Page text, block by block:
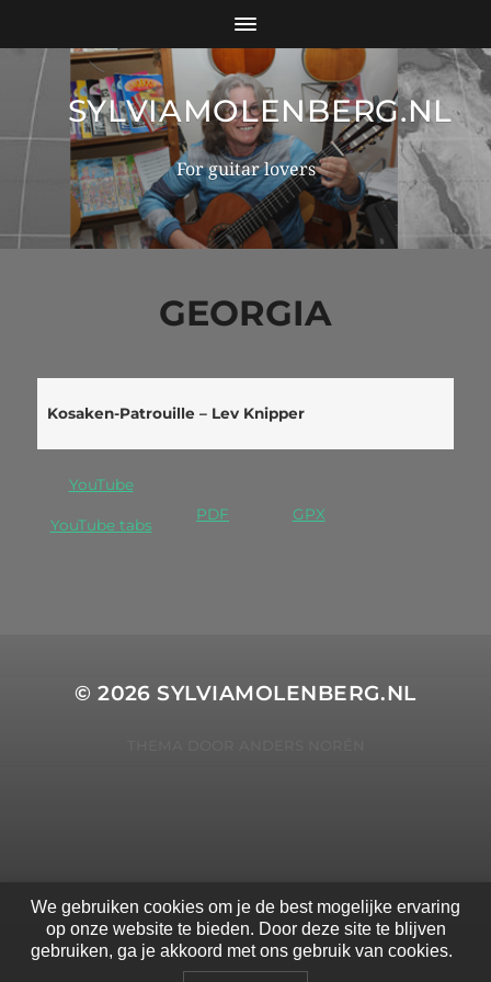
SYLVIAMOLENBERG.NL
For guitar lovers
GEORGIA
Kosaken-Patrouille – Lev Knipper
YouTube
YouTube tabs
PDF GPX
© 2026SYLVIAMOLENBERG.NL
We gebruiken cookies om je de best mogelijke ervaring
op onze website te bieden. Door deze site te blijven
gebruiken, ga je akkoord met ons gebruik van cookies.